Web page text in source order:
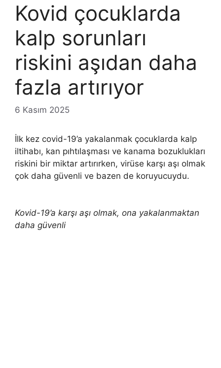
Kovid çocuklarda
kalp sorunları
riskini aşıdan daha
fazla artırıyor
6 Kasım 2025
İlk kez covid-19’a yakalanmak çocuklarda kalp
iltihabı, kan pıhtılaşması ve kanama bozuklukları
riskini bir miktar artırırken, virüse karşı aşı olmak
çok daha güvenli ve bazen de koruyucuydu.
Kovid-19’a karşı aşı olmak, ona yakalanmaktan
daha güvenli